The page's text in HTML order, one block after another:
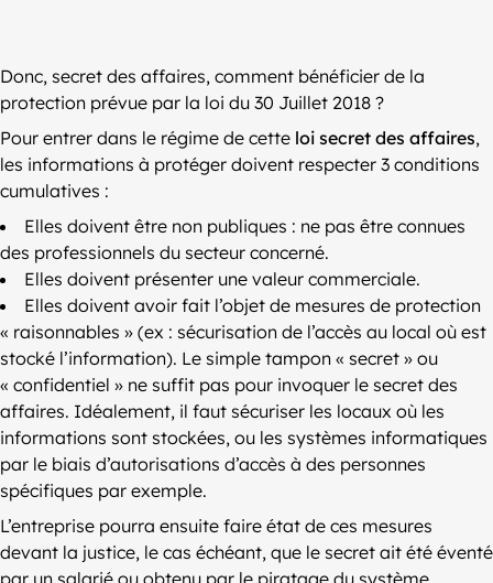
Donc, secret des affaires, comment bénéficier de la
protection prévue par la loi du 30 Juillet 2018 ?
Pour entrer dans le régime de cette loi secret des affaires,
les informations à protéger doivent respecter 3 conditions
cumulatives :
Elles doivent être non publiques : ne pas être connues
des professionnels du secteur concerné.
Elles doivent présenter une valeur commerciale.
Elles doivent avoir fait l’objet de mesures de protection
« raisonnables » (ex : sécurisation de l’accès au local où est
stocké l’information). Le simple tampon « secret » ou
« confidentiel » ne suffit pas pour invoquer le secret des
affaires. Idéalement, il faut sécuriser les locaux où les
informations sont stockées, ou les systèmes informatiques
par le biais d’autorisations d’accès à des personnes
spécifiques par exemple.
L’entreprise pourra ensuite faire état de ces mesures
devant la justice, le cas échéant, que le secret ait été éventé